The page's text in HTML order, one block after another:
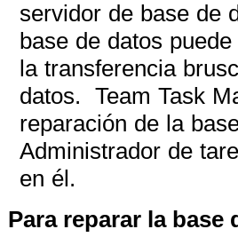
servidor de base de
base de datos
la transferencia
datos. Team Task
reparación de la
Administrador de
en él.
Para reparar la base